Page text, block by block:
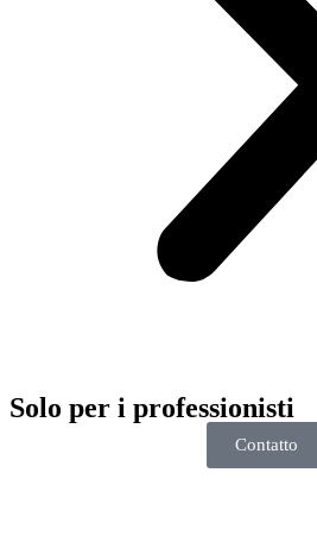
Solo per i professionisti
Contatto